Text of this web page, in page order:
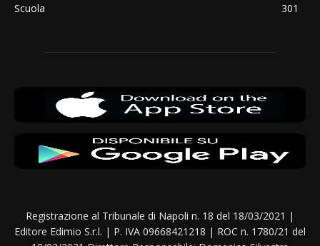
Scuola
301
Registrazione al Tribunale di Napoli n. 18 del 18/03/2021 |
Editore Edimio S.r.l. | P. IVA 09668421218 | ROC n. 1780/21 del